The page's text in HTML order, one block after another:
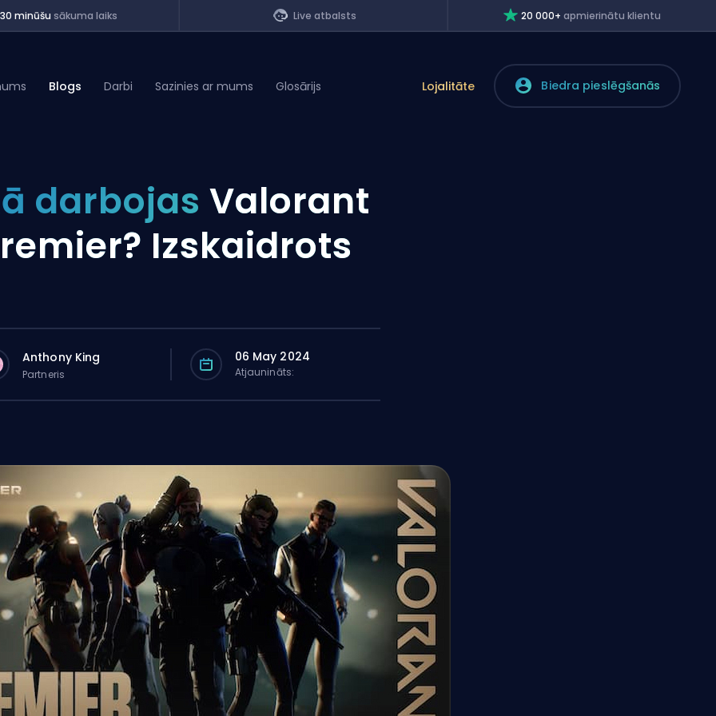
minūšu sākuma laiks Live atbalsts 20 000+apmierinātu klientu
Blogs Darbi Sazinies ar mums Glosārijs Lojalitāte Biedra pieslēgšanās
darbojas Valorant
Izskaidrots
Anthony King
Partneris
06 May 2024
Atjaunināts: